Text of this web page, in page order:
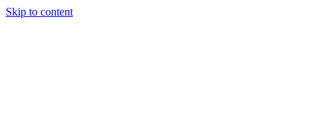
Skip to content